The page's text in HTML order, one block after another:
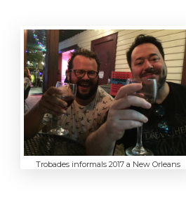
Trobades informals 2017 a New Orleans